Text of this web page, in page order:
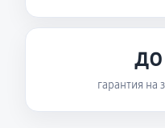
гарантия на